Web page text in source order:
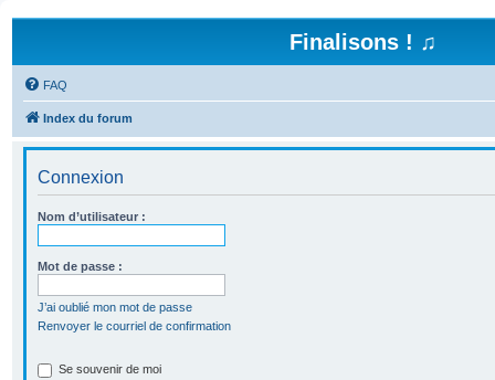
Finalisons ! ♫
FAQ
Index du forum
Connexion
Nom d’utilisateur :
Mot de passe :
J’ai oublié mon mot de passe
Renvoyer le courriel de confirmation
Se souvenir de moi